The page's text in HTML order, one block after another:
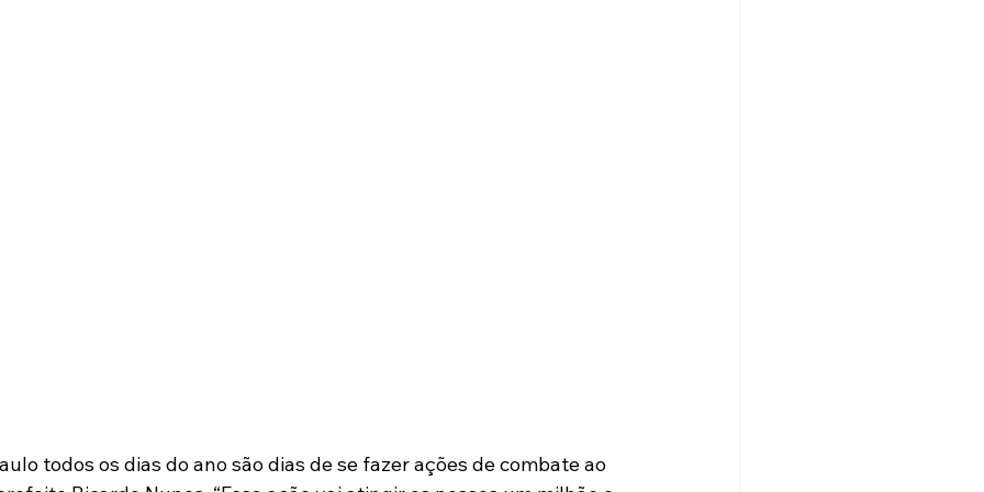
todos os dias do ano são dias de se fazer ações de combate ao